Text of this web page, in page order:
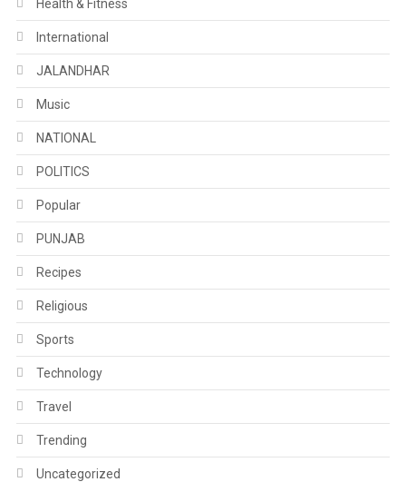
Health & Fitness
International
JALANDHAR
Music
NATIONAL
POLITICS
Popular
PUNJAB
Recipes
Religious
Sports
Technology
Travel
Trending
Uncategorized